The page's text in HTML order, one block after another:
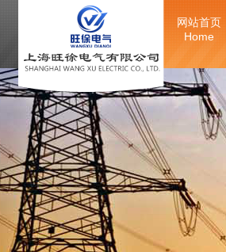
网站首页
Home